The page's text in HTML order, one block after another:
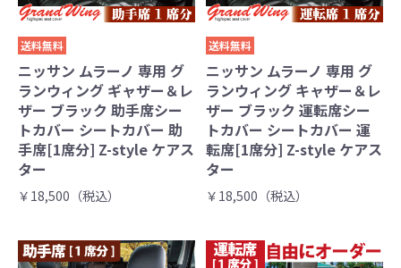
送料無料
ニッサン ムラーノ 専用 グ
ランウィング ギャザー＆レ
ザー ブラック 助手席シー
トカバー シートカバー 助
手席[1席分] Z-style ケアス
ター
￥18,500（税込）
送料無料
ニッサン ムラーノ 専用 グ
ランウィング キャザー＆レ
ザー ブラック 運転席シー
トカバー シートカバー 運
転席[1席分] Z-style ケアス
ター
￥18,500（税込）